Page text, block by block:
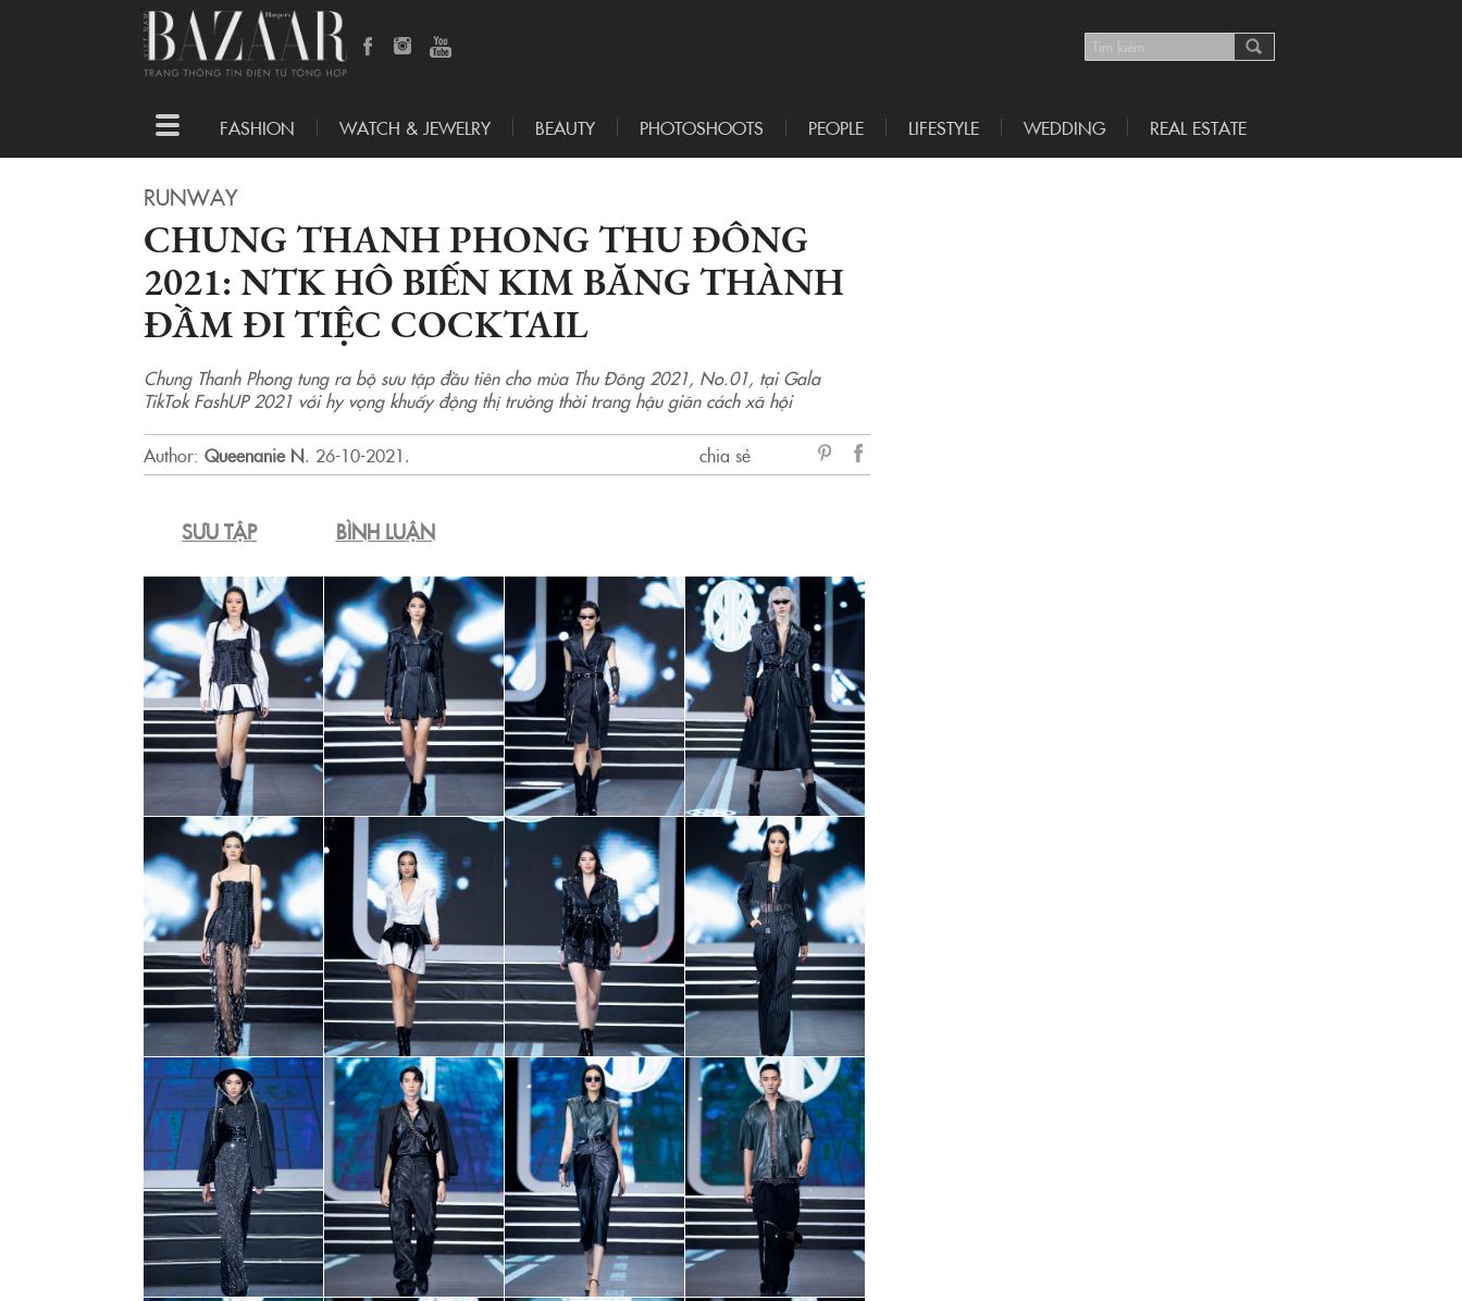
Toggle
navigation
FASHION WATCH & JEWELRY BEAUTY PHOTOSHOOTS PEOPLE LIFESTYLE WEDDING REAL ESTATE
RUNWAY
CHUNG THANH PHONG THU ĐÔNG
2021: NTK HÔ BIẾN KIM BĂNG THÀNH
ĐẦM ĐI TIỆC COCKTAIL
Chung Thanh Phong tung ra bộ sưu tập đầu tiên cho mùa Thu Đông 2021, No.01, tại Gala
TikTok FashUP 2021 với hy vọng khuấy động thị trường thời trang hậu giãn cách xã hội
Author: Queenanie N. 26-10-2021.
chia sẻ
SƯU TẬP BÌNH LUẬN